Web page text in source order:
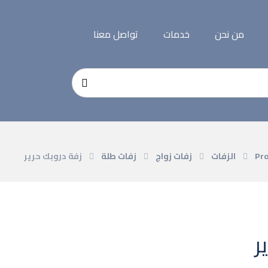
من نحن خدمات تواصل معنا
الزفات زفات زواج زفات طلة زفة دروبك حرير